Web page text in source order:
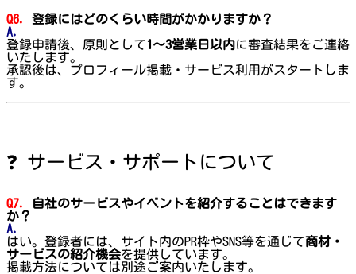
Q6.
登録にはどのくらい時間がかかりますか？
A.
登録申請後、原則として1〜3営業日以内に審査結果をご連絡
いたします。
承認後は、プロフィール掲載・サービス利用がスタートしま
す。
❓ サービス・サポートについて
Q7.
自社のサービスやイベントを紹介することはできます
か？
A.
はい。登録者には、サイト内のPR枠やSNS等を通じて商材・
サービスの紹介機会を提供しています。
掲載方法については別途ご案内いたします。